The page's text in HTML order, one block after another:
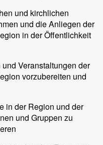
und kirchlichen
und die Anliegen der
in der Öffentlichkeit
Veranstaltungen der
vorzubereiten und
in der Region und der
und Gruppen zu